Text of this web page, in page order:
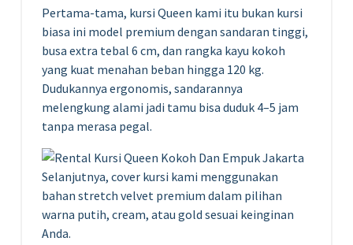
Pertama-tama, kursi Queen kami itu bukan kursi
biasa ini model premium dengan sandaran tinggi,
busa extra tebal 6 cm, dan rangka kayu kokoh
yang kuat menahan beban hingga 120 kg.
Dudukannya ergonomis, sandarannya
melengkung alami jadi tamu bisa duduk 4–5 jam
tanpa merasa pegal.
Selanjutnya, cover kursi kami menggunakan
bahan stretch velvet premium dalam pilihan
warna putih, cream, atau gold sesuai keinginan
Anda.